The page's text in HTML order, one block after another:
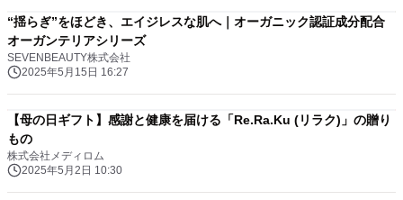
“揺らぎ”をほどき、エイジレスな肌へ｜オーガニック認証成分配合
オーガンテリアシリーズ
SEVENBEAUTY株式会社
2025年5月15日 16:27
【母の日ギフト】感謝と健康を届ける「Re.Ra.Ku (リラク)」の贈り
もの
株式会社メディロム
2025年5月2日 10:30